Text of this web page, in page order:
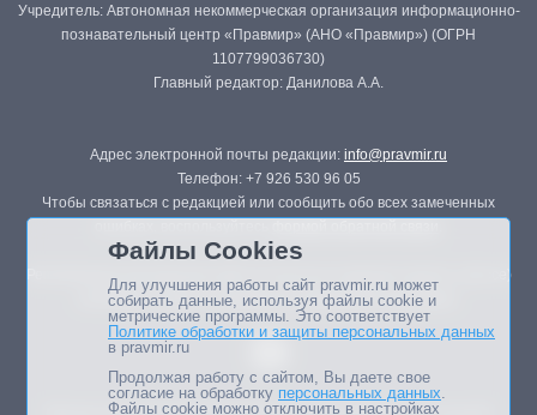
Учредитель: Автономная некоммерческая организация информационно-
познавательный центр «Правмир» (АНО «Правмир») (ОГРН
1107799036730)
Главный редактор: Данилова А.А.
Адрес электронной почты редакции: info@pravmir.ru
Телефон: +7 926 530 96 05
Чтобы связаться с редакцией или сообщить обо всех замеченных
Републикация материалов сайта в печатных изданиях (книгах, прессе)
возможна только с письменного разрешения редакции.
Файлы Cookies
Для улучшения работы сайт pravmir.ru может
собирать данные, используя файлы cookie и
метрические программы. Это соответствует
Политике обработки и защиты персональных данных
в pravmir.ru
Продолжая работу с сайтом, Вы даете свое
согласие на обработку персональных данных.
Файлы cookie можно отключить в настройках